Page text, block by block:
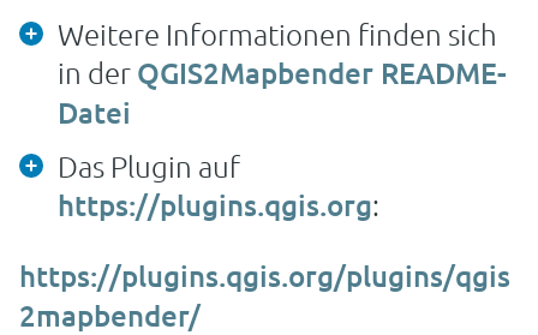
Weitere Informationen finden sich
in der QGIS2Mapbender README-
Datei
Das Plugin auf
https://plugins.qgis.org:
https://plugins.qgis.org/plugins/qgis
2mapbender/